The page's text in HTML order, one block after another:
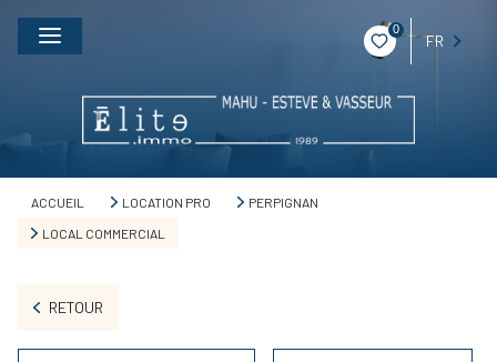
0
FR
ACCUEIL LOCATION PRO
PERPIGNAN
LOCAL COMMERCIAL
RETOUR